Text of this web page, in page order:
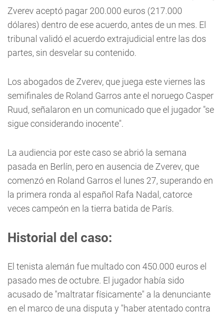
Zverev aceptó pagar 200.000 euros (217.000
dólares) dentro de ese acuerdo, antes de un mes. El
tribunal validó el acuerdo extrajudicial entre las dos
partes, sin desvelar su contenido.
Los abogados de Zverev, que juega este viernes las
semifinales de Roland Garros ante el noruego Casper
Ruud, señalaron en un comunicado que el jugador "se
sigue considerando inocente".
La audiencia por este caso se abrió la semana
pasada en Berlín, pero en ausencia de Zverev, que
comenzó en Roland Garros el lunes 27, superando en
la primera ronda al español Rafa Nadal, catorce
veces campeón en la tierra batida de París.
Historial del caso:
El tenista alemán fue multado con 450.000 euros el
pasado mes de octubre. El jugador había sido
acusado de "maltratar físicamente" a la denunciante
en el marco de una disputa y "haber atentado contra